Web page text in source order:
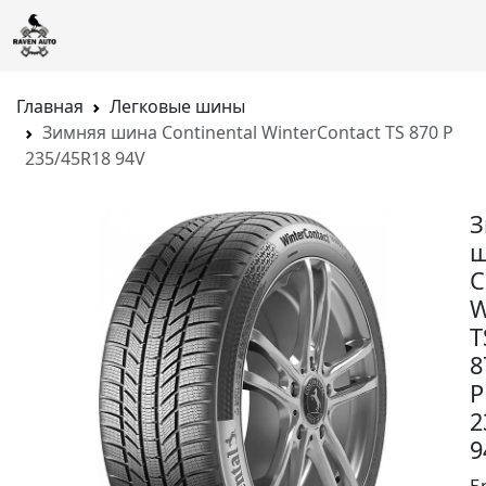
Главная
Легковые шины
Зимняя шина Continental WinterContact TS 870 P
235/45R18 94V
P